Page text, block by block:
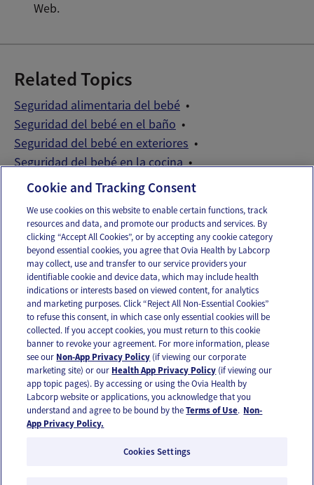
Web.
Related Topics
Seguridad alimentaria del bebé
Seguridad del bebé en el baño
Seguridad del bebé en exteriores
Seguridad del bebé en la cocina
Seguridad en la habitación del bebé
Email Text
OUR APPS
FOLLOW US
Cookie and Tracking Consent
We use cookies on this website to enable certain functions, track
resources and data, and promote our products and services. By
clicking “Accept All Cookies”, or by accepting any cookie category
beyond essential cookies, you agree that Ovia Health by Labcorp
may collect, use and transfer to our service providers your
identifiable cookie and device data, which may include health
indications or interests based on viewed content, for analytics
and marketing purposes. Click “Reject All Non-Essential Cookies”
to refuse this consent, in which case only essential cookies will be
collected. If you accept cookies, you must return to this cookie
banner to revoke your agreement. For more information, please
see our Non-App Privacy Policy (if viewing our corporate
marketing site) or our Health App Privacy Policy (if viewing our
app topic pages). By accessing or using the Ovia Health by
Labcorp website or applications, you acknowledge that you
understand and agree to be bound by theTerms of Use. Non-
App Privacy Policy.
Cookies Settings